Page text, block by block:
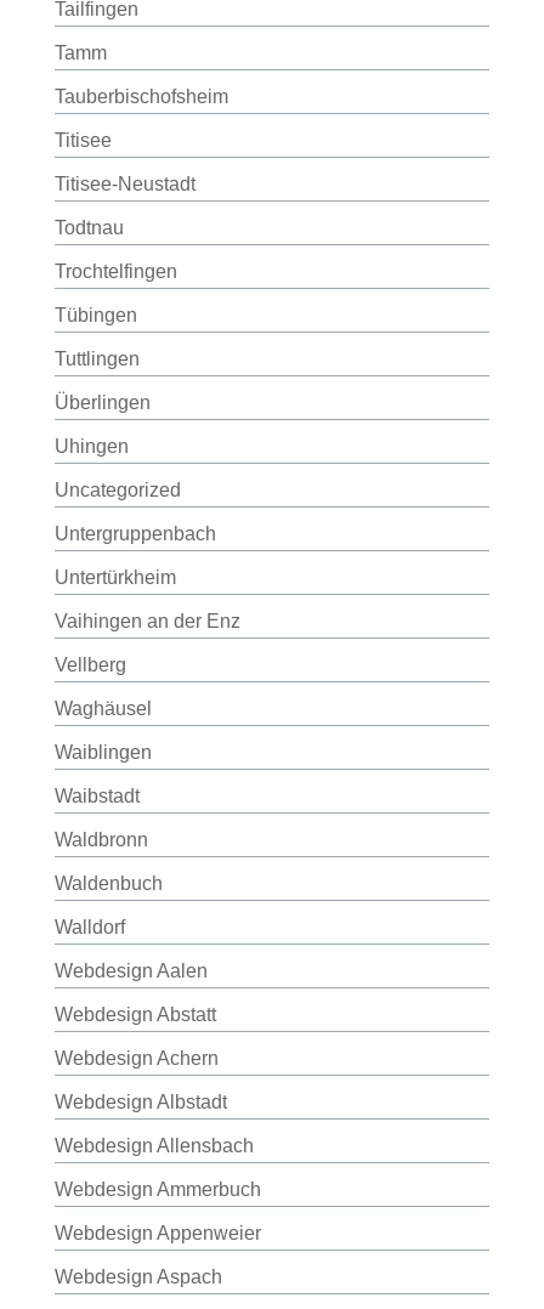
Tailfingen
Tamm
Tauberbischofsheim
Titisee
Titisee-Neustadt
Todtnau
Trochtelfingen
Tübingen
Tuttlingen
Überlingen
Uhingen
Uncategorized
Untergruppenbach
Untertürkheim
Vaihingen an der Enz
Vellberg
Waghäusel
Waiblingen
Waibstadt
Waldbronn
Waldenbuch
Walldorf
Webdesign Aalen
Webdesign Abstatt
Webdesign Achern
Webdesign Albstadt
Webdesign Allensbach
Webdesign Ammerbuch
Webdesign Appenweier
Webdesign Aspach